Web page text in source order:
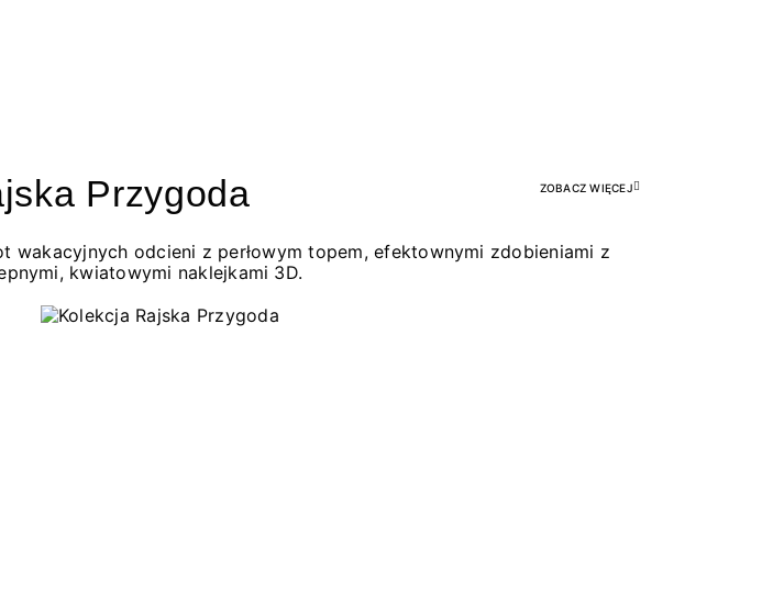
Przygoda ZOBACZ WIĘCEJ
wakacyjnych odcieni z perłowym topem, efektownymi zdobieniami z
kwiatowymi naklejkami 3D.